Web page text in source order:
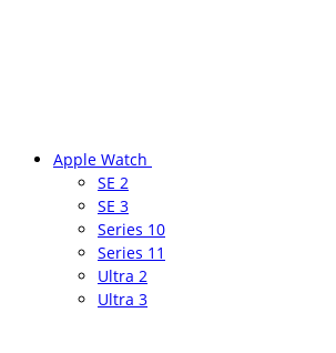
Apple Watch
SE 2
SE 3
Series 10
Series 11
Ultra 2
Ultra 3